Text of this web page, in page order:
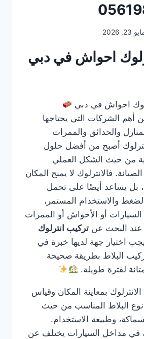
23, 2026
احواش في دبي
احواش في دبي
من أهم الشركات التي يحتاجها
والحدائق والممرات
أصبح من أفضل حلول
من حيث الشكل العملي
فالانترلوك لا يمنح المكان
بل يساعد أيضًا على تحمل
والاستخدام المستمر،
أو الأحواش أو الممرات
عند البحث عن تركيب انترلوك
اختيار جهة لديها خبرة في
البلاط بطريقة صحيحة
لفترة طويلة.
بمعاينة المكان وقياس
نوع البلاط المناسب من حيث
وطبيعة الاستخدام.
في مداخل السيارات يختلف عن